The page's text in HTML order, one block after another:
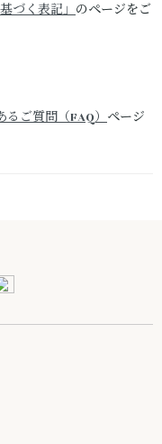
づく表記」のページをご
るご質問（FAQ）ページ